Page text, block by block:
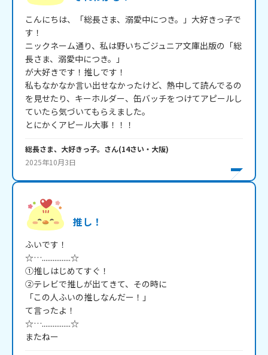
こんにちは、「総長さま、溺愛中につき。」大好きっ子で
す！
ニックネーム通り、私は野いちごジュニア文庫出版の「総
長さま、溺愛中につき。」
が大好きです！推しです！
私もなかなか言い出せなかったけど、熱中して読んでるの
を見せたり、キーホルダー、缶バッチをつけてアピールし
ていたら気づいてもらえました。
とにかくアピール大事！！！
総長さま、大好きっ子。 さん(14さい・ 大阪)
2025年10月3日
推し！
ふいです！
☆…................☆
①推しはじめてすぐ！
②テレビで推しが出てきて、その時に
「この人ふいの推しなんだー！」
て言ったよ！
☆…................☆
またねー